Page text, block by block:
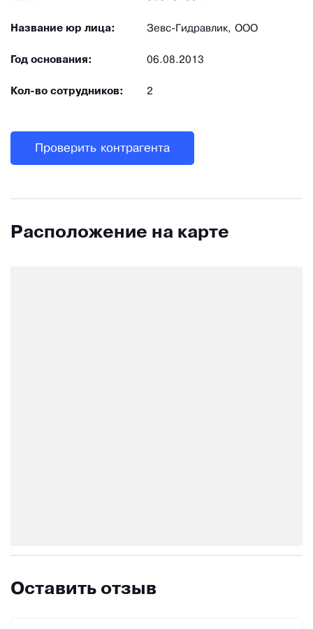
Название юр лица: Зевс-Гидравлик, ООО
Год основания: 06.08.2013
Кол-во сотрудников: 2
Проверить контрагента
Расположение на карте
Оставить отзыв